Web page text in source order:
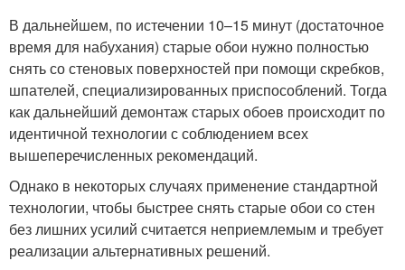
В дальнейшем, по истечении 10–15 минут (достаточное
время для набухания) старые обои нужно полностью
снять со стеновых поверхностей при помощи скребков,
шпателей, специализированных приспособлений. Тогда
как дальнейший демонтаж старых обоев происходит по
идентичной технологии с соблюдением всех
вышеперечисленных рекомендаций.
Однако в некоторых случаях применение стандартной
технологии, чтобы быстрее снять старые обои со стен
без лишних усилий считается неприемлемым и требует
реализации альтернативных решений.